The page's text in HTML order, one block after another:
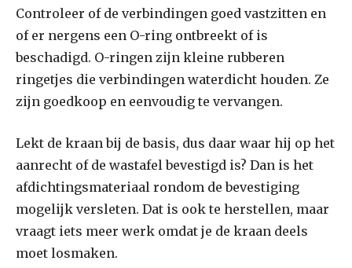
Controleer of de verbindingen goed vastzitten en
of er nergens een O-ring ontbreekt of is
beschadigd. O-ringen zijn kleine rubberen
ringetjes die verbindingen waterdicht houden. Ze
zijn goedkoop en eenvoudig te vervangen.
Lekt de kraan bij de basis, dus daar waar hij op het
aanrecht of de wastafel bevestigd is? Dan is het
afdichtingsmateriaal rondom de bevestiging
mogelijk versleten. Dat is ook te herstellen, maar
vraagt iets meer werk omdat je de kraan deels
moet losmaken.